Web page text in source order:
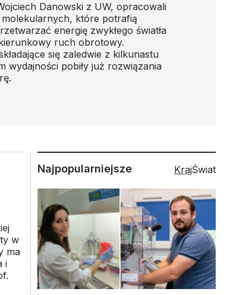
Danowski z UW, opracowali
które potrafią
energię zwykłego światła
ruch obrotowy.
się zaledwie z kilkunastu
wydajności pobiły już rozwiązania
w
ma
i
Najpopularniejsze KrajŚwiat